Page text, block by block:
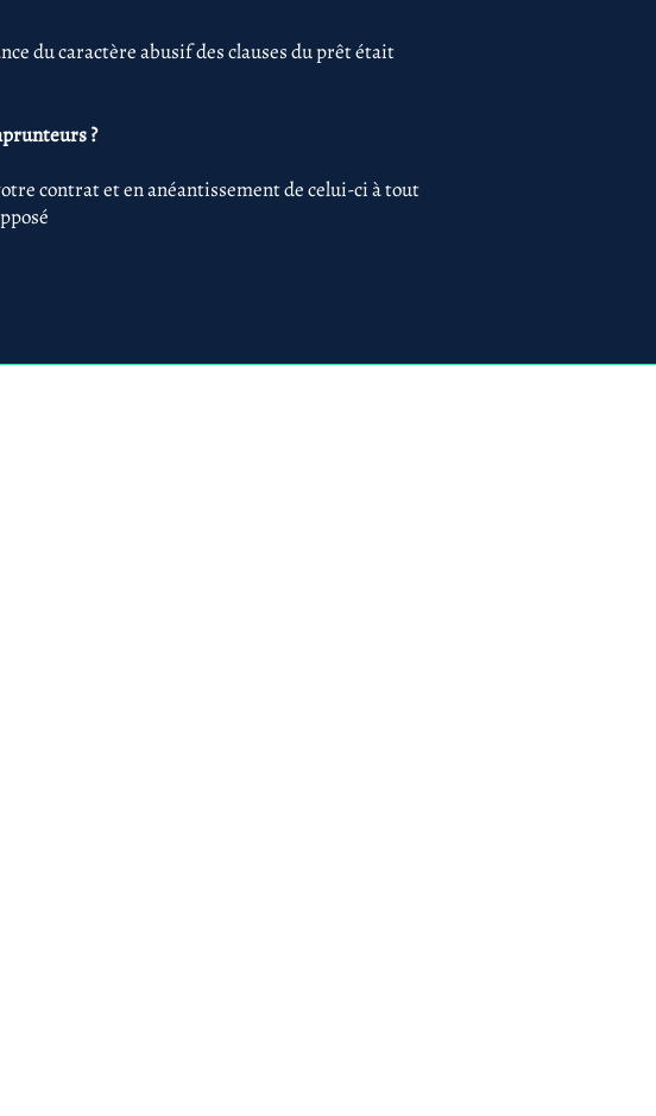
du caractère abusif des clauses du prêt était
?
contrat et en anéantissement de celui-ci à tout